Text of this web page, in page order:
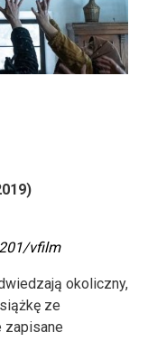
vfilm
okoliczny,
ze
zapisane